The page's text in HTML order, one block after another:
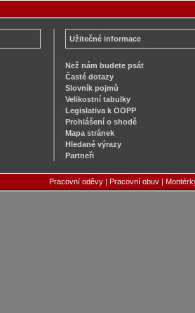
Užitečné informace
Než nám budete psát
Časté dotazy
Slovník pojmů
Velikostní tabulky
Legislativa k OOPP
Prohlášení o shodě
Mapa stránek
Hledané výrazy
Partneři
Pracovní oděvy | Pracovní obuv |